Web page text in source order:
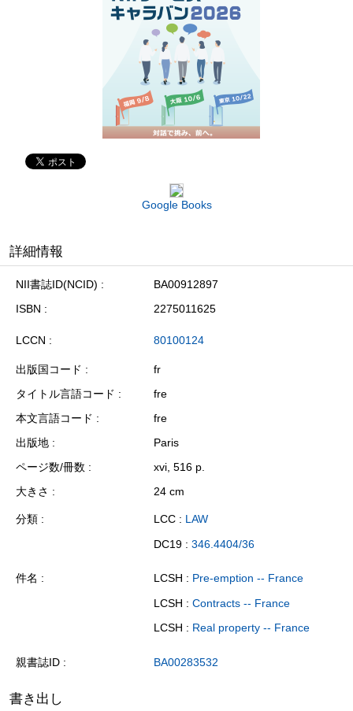
Google Books
詳細情報
NII書誌ID(NCID)
BA00912897
ISBN
2275011625
LCCN 80100124
出版国コード
fr
タイトル言語コード
fre
本文言語コード
fre
出版地
Paris
ページ数/冊数
xvi, 516 p.
大きさ
24 cm
分類 LCC : LAW
DC19 : 346.4404/36
件名 LCSH : Pre-emption -- France
LCSH : Contracts -- France
LCSH : Real property -- France
親書誌ID BA00283532
書き出し